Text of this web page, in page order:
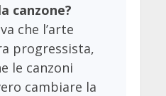
canzone?
che l’arte
progressista,
le canzoni
cambiare la